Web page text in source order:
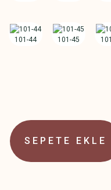
SEPETE EKLE